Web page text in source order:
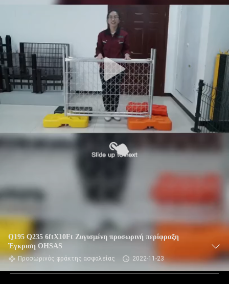
Q195 Q235 6ftX10Ft Ζυγισμένη προσωρινή περίφραξη
Έγκριση OHSAS
Προσωρινός φράκτης ασφαλείας 2022-11-23